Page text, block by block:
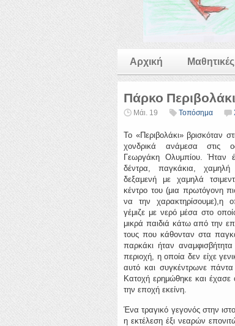
Αρχική
Πάρκο Περιβολάκι
Μάι. 19 Τοπόσημα
Το «Περιβολάκι» βρισκόταν
χονδρικά ανάμεσα στις
Γεωργάκη Ολυμπίου. Ήταν
δέντρα, παγκάκια,
δεξαμενή με χαμηλά
κέντρο του (μια πρωτόγονη
να την χαρακτηρίσουμε),η
γέμιζε με νερό μέσα στο
μικρά παιδιά κάτω από την
τους που κάθονταν στα
παρκάκι ήταν
περιοχή, η οποία δεν είχε
αυτό και συγκέντρωνε
Κατοχή ερημώθηκε και
την εποχή εκείνη.
Ένα τραγικό γεγονός στην
η εκτέλεση έξι νεαρών